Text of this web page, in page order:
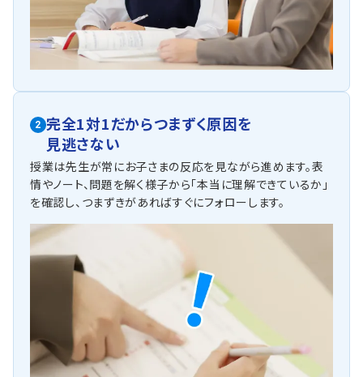
2 完全1対1だからつまずく原因を
見逃さない
授業は先生が常にお子さまの反応を見ながら進めます。表
情やノート、問題を解く様子から「本当に理解できているか」
を確認し、つまずきがあればすぐにフォローします。